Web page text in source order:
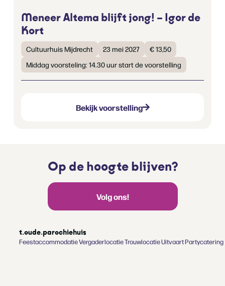
Meneer Altema blijft jong! – Igor de
Kort
Cultuurhuis Mijdrecht 23 mei 2027
€ 13,50
Middag voorsteling: 14.30 uur start de voorstelling
Bekijk voorstelling
Op de hoogte blijven?
Volg ons!
t.oude.parochiehuis
FeestaccommodatieVergaderlocatieTrouwlocatieUitvaartPartycatering